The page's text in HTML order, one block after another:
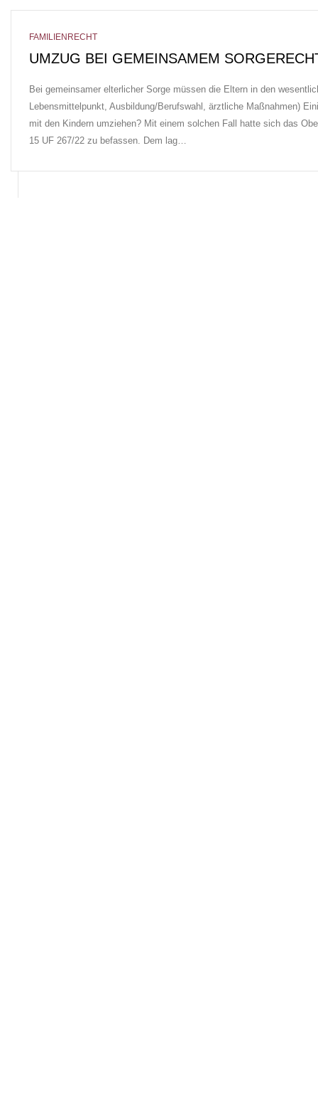
FAMILIENRECHT
UMZUG BEI GEMEINSAMEM
Bei gemeinsamer elterlicher Sorge müssen die Eltern in den
Lebensmittelpunkt, Ausbildung/Berufswahl, ärztliche Maßnahmen)
mit den Kindern umziehen? Mit einem solchen Fall hatte sich das
15 UF 267/22 zu befassen. Dem lag…